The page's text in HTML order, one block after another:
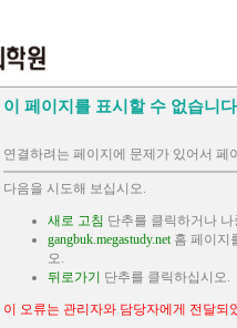
이 페이지를 표시할 수 없습니
연결하려는 페이지에 문제가 있어서 페
다음을 시도해 보십시오.
새로 고침 단추를 클릭하거나
gangbuk.megastudy.net홈 페이지
오.
뒤로가기
단추를 클릭하십시오.
이 오류는 관리자와 담당자에게 전달되